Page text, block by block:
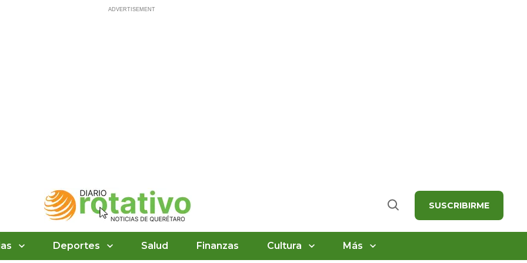
Buscar SUSCRIBIRME
Deportes Salud Finanzas Cultura Más